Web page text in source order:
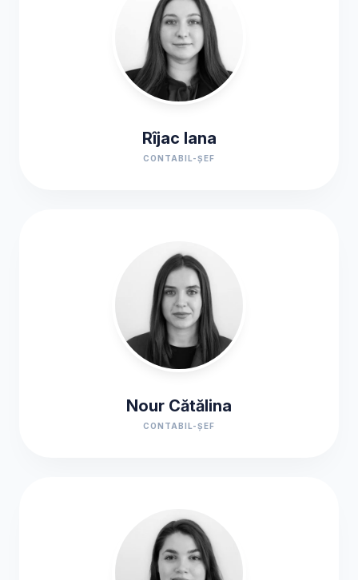
Rîjac Iana
CONTABIL-ȘEF
Nour Cătălina
CONTABIL-ȘEF